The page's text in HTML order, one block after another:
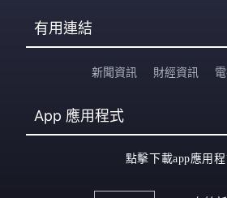
有用連結
新聞資訊 財經資訊
App 應用程式
點擊下載app應用